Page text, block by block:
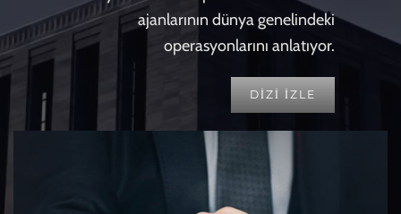
ajanlarının dünya genelindeki
operasyonlarını anlatıyor.
DİZİ İZLE